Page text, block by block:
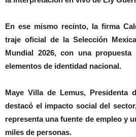
En ese mismo recinto, la firma
traje oficial de la Selección
Mundial 2026, con una
elementos de identidad nacional.
Maye Villa de Lemus, Presidenta
destacó el impacto social del
representa una fuente de empleo y
miles de personas.